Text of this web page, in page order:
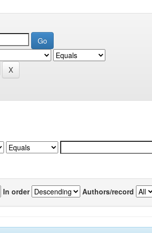
In order Authors/record